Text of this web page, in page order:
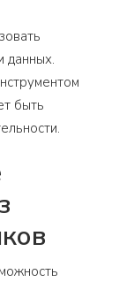
данных.
быть